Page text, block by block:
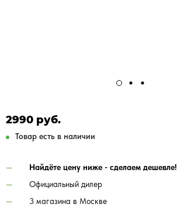
2990 руб.
Товар есть в наличии
Найдёте цену ниже - сделаем дешевле!
Официальный дилер
3 магазина в Москве